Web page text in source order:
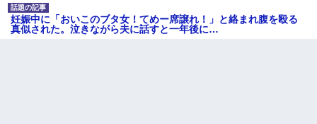
妊娠中に「おいこのブタ女！てめー席譲れ！」と絡まれ腹を殴る
真似された。泣きながら夫に話すと一年後に…